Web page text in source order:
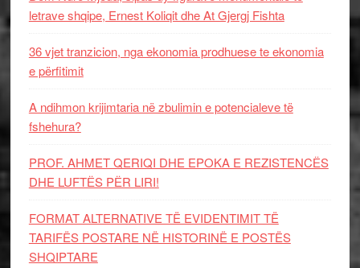
letrave shqipe, Ernest Koliqit dhe At Gjergj Fishta
36 vjet tranzicion, nga ekonomia prodhuese te ekonomia
e përfitimit
A ndihmon krijimtaria në zbulimin e potencialeve të
fshehura?
PROF. AHMET QERIQI DHE EPOKA E REZISTENCЁS
DHE LUFTЁS PЁR LIRI!
FORMAT ALTERNATIVE TË EVIDENTIMIT TË
TARIFËS POSTARE NË HISTORINË E POSTËS
SHQIPTARE